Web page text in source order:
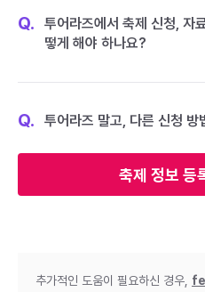
축제 정보 등
Q.
투어라즈에서 축제 신청, 자
떻게 해야 하나요?
Q. 투어라즈 말고, 다른 신청 방
추가적인 도움이 필요하신 경우,